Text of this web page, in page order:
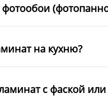
на кухню?
с фаской или